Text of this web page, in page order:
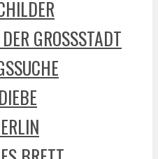
GROSSSTADT